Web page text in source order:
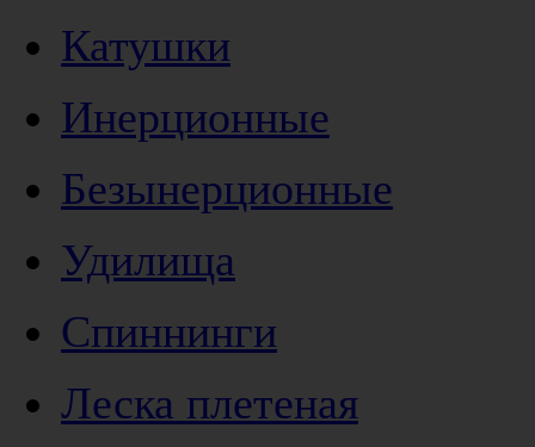
Катушки
Инерционные
Безынерционные
Удилища
Спиннинги
Леска плетеная